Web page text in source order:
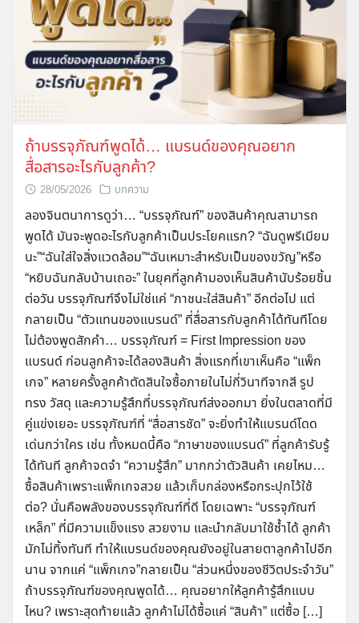
ถ้าบรรจุภัณฑ์พูดได้… แบรนด์ของคุณอยาก
สื่อสารอะไรกับลูกค้า?
28/05/2026 บทความ
ลองจินตนาการดูว่า… “บรรจุภัณฑ์” ของสินค้าคุณสามารถ
พูดได้ มันจะพูดอะไรกับลูกค้าเป็นประโยคแรก? “ฉันดูพรีเมียม
นะ”“ฉันใส่ใจสิ่งแวดล้อม”“ฉันเหมาะสำหรับเป็นของขวัญ”หรือ
“หยิบฉันกลับบ้านเถอะ” ในยุคที่ลูกค้ามองเห็นสินค้านับร้อยชิ้น
ต่อวัน บรรจุภัณฑ์จึงไม่ใช่แค่ “ภาชนะใส่สินค้า” อีกต่อไป แต่
กลายเป็น “ตัวแทนของแบรนด์” ที่สื่อสารกับลูกค้าได้ทันทีโดย
ไม่ต้องพูดสักคำ… บรรจุภัณฑ์ = First Impression ของ
แบรนด์ ก่อนลูกค้าจะได้ลองสินค้า สิ่งแรกที่เขาเห็นคือ “แพ็ก
เกจ” หลายครั้งลูกค้าตัดสินใจซื้อภายในไม่กี่วินาทีจากสี รูป
ทรง วัสดุ และความรู้สึกที่บรรจุภัณฑ์ส่งออกมา ยิ่งในตลาดที่มี
คู่แข่งเยอะ บรรจุภัณฑ์ที่ “สื่อสารชัด” จะยิ่งทำให้แบรนด์โดด
เด่นกว่าใคร เช่น ทั้งหมดนี้คือ “ภาษาของแบรนด์” ที่ลูกค้ารับรู้
ได้ทันที ลูกค้าจดจำ “ความรู้สึก” มากกว่าตัวสินค้า เคยไหม…
ซื้อสินค้าเพราะแพ็กเกจสวย แล้วเก็บกล่องหรือกระปุกไว้ใช้
ต่อ? นั่นคือพลังของบรรจุภัณฑ์ที่ดี โดยเฉพาะ “บรรจุภัณฑ์
เหล็ก” ที่มีความแข็งแรง สวยงาม และนำกลับมาใช้ซ้ำได้ ลูกค้า
มักไม่ทิ้งทันที ทำให้แบรนด์ของคุณยังอยู่ในสายตาลูกค้าไปอีก
นาน จากแค่ “แพ็กเกจ”กลายเป็น “ส่วนหนึ่งของชีวิตประจำวัน”
ถ้าบรรจุภัณฑ์ของคุณพูดได้… คุณอยากให้ลูกค้ารู้สึกแบบ
ไหน? เพราะสุดท้ายแล้ว ลูกค้าไม่ได้ซื้อแค่ “สินค้า” แต่ซื้อ […]